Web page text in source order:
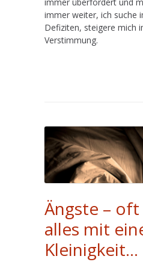
immer weiter, ich suche
Defiziten, steigere mich
Verstimmung.
Ängste –
alles mit
Kleinigkeit…